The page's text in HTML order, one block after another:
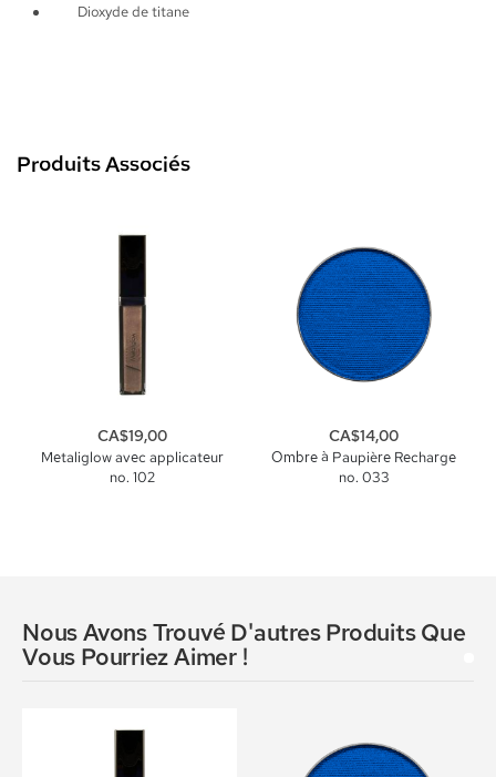
Dioxyde de titane
Produits Associés
Metaliglow avec applicateur
no. 102
CA$19,00
Ombre à Paupière Recharge
no. 033
CA$14,00
Nous Avons Trouvé D'autres Produits Que
Vous Pourriez Aimer !